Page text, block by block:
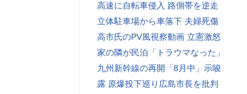
高速に自転車侵入 路側帯を逆走
立体駐車場から車落下 夫婦死傷
高市氏のPV風視察動画 立憲激怒
家の隣が民泊「トラウマなった」
九州新幹線の再開「8月中」示唆
露 原爆投下巡り広島市長を批判